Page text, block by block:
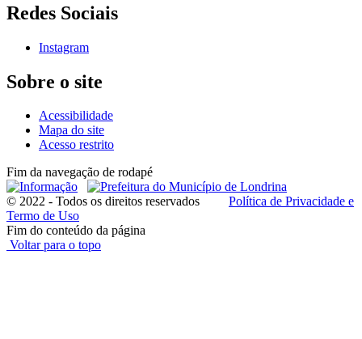
Redes Sociais
Instagram
Sobre o site
Acessibilidade
Mapa do site
Acesso restrito
Fim da navegação de rodapé
© 2022 - Todos os direitos reservados Política de Privacidade e
Termo de Uso
Fim do conteúdo da página
Voltar para o topo